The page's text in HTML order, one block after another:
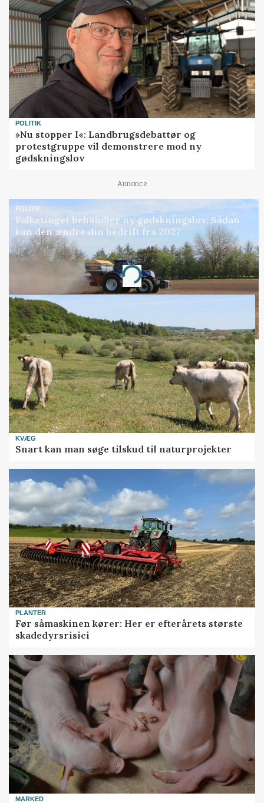
POLITIK
»Nu stopper I«: Landbrugsdebattør og
protestgruppe vil demonstrere mod ny
gødskningslov
Annonce
POLITIK
Folketinget behandler ny gødskningslov: Sådan
kan den ændre din bedrift fra 2027
Annonce
Loading...
KVÆG
Snart kan man søge tilskud til naturprojekter
PLANTER
Før såmaskinen kører: Her er efterårets største
skadedyrsrisici
MARKED